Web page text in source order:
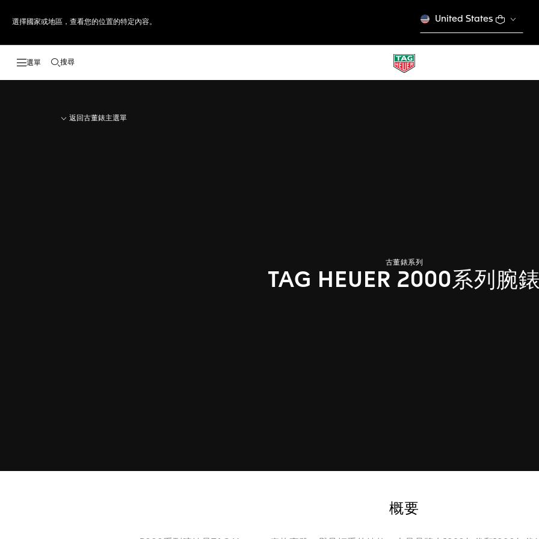
選擇國家或地區，查看您的位置的特定內容。 United States
開啟搜尋
搜尋
返回古董錶主選單
古董錶系列
TAG HEUER 2000系列腕
概要